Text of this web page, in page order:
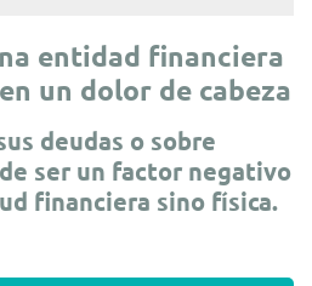
entidad financiera
un dolor de cabeza
deudas o sobre
ser un factor negativo
financiera sino física.